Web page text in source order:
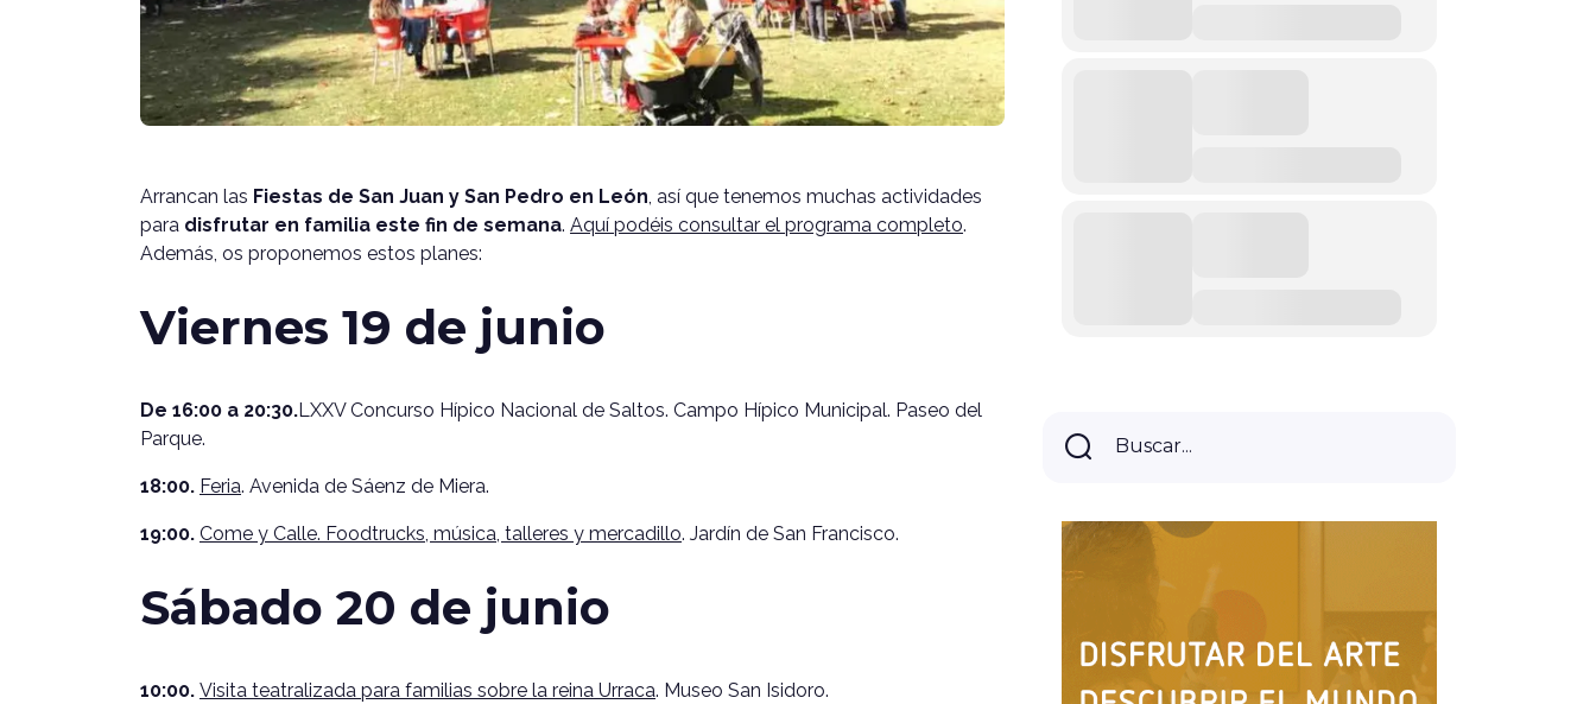
Arrancan las Fiestas de San Juan y San Pedro en León, así que tenemos muchas actividades
para disfrutar en familia este fin de semana. Aquí podéis consultar el programa completo.
Además, os proponemos estos planes:
Viernes 19 de junio
De 16:00 a 20:30.LXXV Concurso Hípico Nacional de Saltos. Campo Hípico Municipal. Paseo del
Parque.
18:00. Feria. Avenida de Sáenz de Miera.
19:00. Come y Calle. Foodtrucks, música, talleres y mercadillo. Jardín de San Francisco.
Sábado 20 de junio
10:00. Visita teatralizada para familias sobre la reina Urraca. Museo San Isidoro.
Buscar...
Buscar